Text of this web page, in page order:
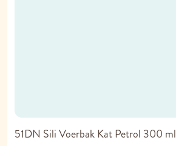
51DN Sili Voerbak Kat Petrol 300 ml